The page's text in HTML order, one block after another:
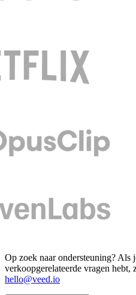
Op zoek naar ondersteuning? Als
verkoopgerelateerde vragen hebt,
hello@veed.io